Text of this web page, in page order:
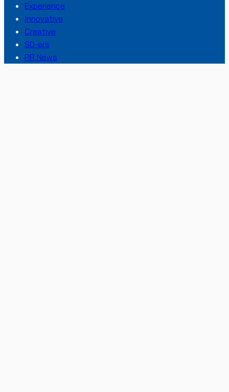
Experience
Innovative
Creative
SD-ers
PR News